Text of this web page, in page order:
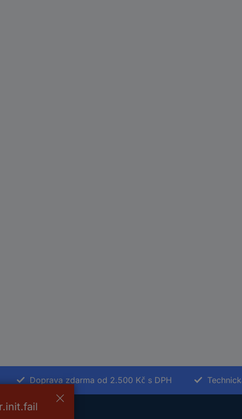
Doprava zdarma od 2.500 Kč s DPH